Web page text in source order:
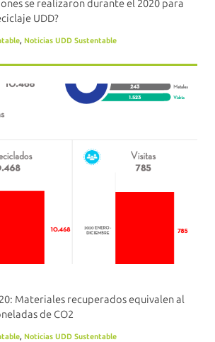
se realizaron durante el 2020 para
UDD?
, Noticias UDD Sustentable
Materiales recuperados equivalen al
de CO2
, Noticias UDD Sustentable